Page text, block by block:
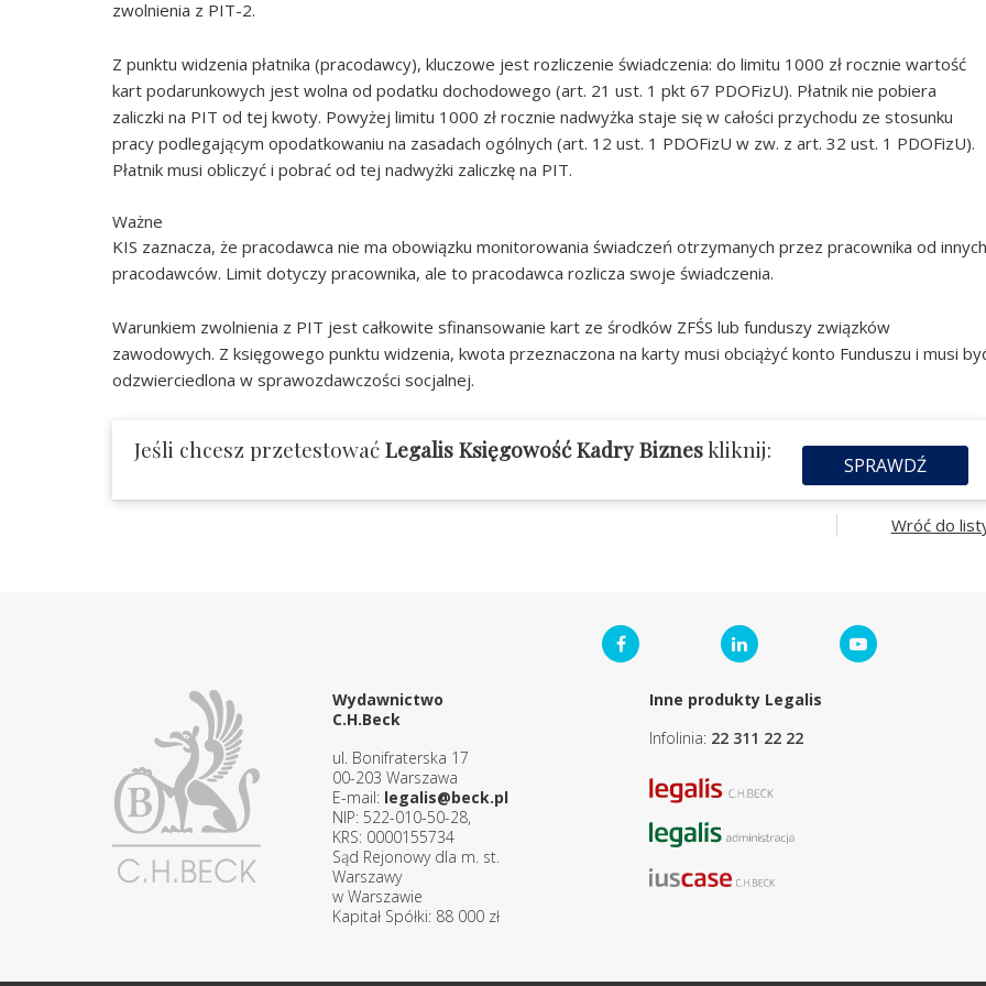
zwolnienia z PIT-2.
Z punktu widzenia płatnika (pracodawcy), kluczowe jest rozliczenie świadczenia: do limitu 1000 zł rocznie wartość
kart podarunkowych jest wolna od podatku dochodowego (art. 21 ust. 1 pkt 67 PDOFizU). Płatnik nie pobiera
zaliczki na PIT od tej kwoty. Powyżej limitu 1000 zł rocznie nadwyżka staje się w całości przychodu ze stosunku
pracy podlegającym opodatkowaniu na zasadach ogólnych (art. 12 ust. 1 PDOFizU w zw. z art. 32 ust. 1 PDOFizU).
Płatnik musi obliczyć i pobrać od tej nadwyżki zaliczkę na PIT.
Ważne
KIS zaznacza, że pracodawca nie ma obowiązku monitorowania świadczeń otrzymanych przez pracownika od innych
pracodawców. Limit dotyczy pracownika, ale to pracodawca rozlicza swoje świadczenia.
Warunkiem zwolnienia z PIT jest całkowite sfinansowanie kart ze środków ZFŚS lub funduszy związków
zawodowych. Z księgowego punktu widzenia, kwota przeznaczona na karty musi obciążyć konto Funduszu i musi
odzwierciedlona w sprawozdawczości socjalnej.
Jeśli chcesz przetestowaćLegalis Księgowość Kadry Bizneskliknij:
SPRAWDŹ
Wróć do
Wydawnictwo
C.H.Beck
ul. Bonifraterska 17
00-203 Warszawa
E-mail: legalis@beck.pl
NIP: 522-010-50-28,
KRS: 0000155734
Sąd Rejonowy dla m. st.
Warszawy
w Warszawie
Kapitał Spółki: 88 000 zł
Inne produkty Legalis
Infolinia: 22 311 22 22